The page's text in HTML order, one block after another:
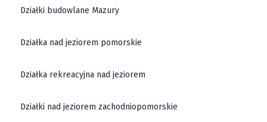
Działki budowlane Mazury
Działka nad jeziorem pomorskie
Działka rekreacyjna nad jeziorem
Działki nad jeziorem zachodniopomorskie